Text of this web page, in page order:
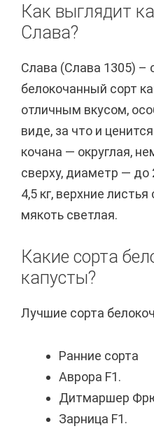
Как выглядит
Слава?
Слава (Слава 1305) –
белокочанный сорт
отличным вкусом,
виде, за что и
кочана — округлая,
сверху, диаметр —
4,5 кг, верхние
мякоть светлая.
Какие сорта
капусты?
Лучшие сорта
Ранние сорта
Аврора F1.
Дитмаршер
Зарница F1.